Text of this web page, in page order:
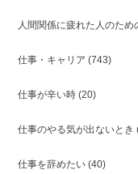
人間関係に疲れた人のため
仕事・キャリア (743)
仕事が辛い時 (20)
仕事のやる気が出ないとき
仕事を辞めたい (40)